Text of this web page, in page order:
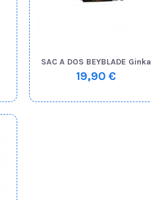
SAC A DOS BEYBLADE Ginka
19,90 €